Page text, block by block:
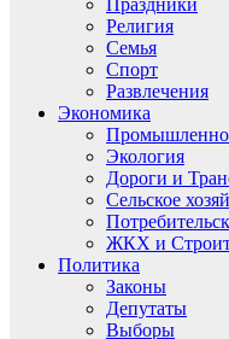
Праздники
Религия
Семья
Спорт
Развлечения
Экономика
Экология
Дороги и
Сельское
ЖКХ и
Политика
Законы
Депутаты
Выборы